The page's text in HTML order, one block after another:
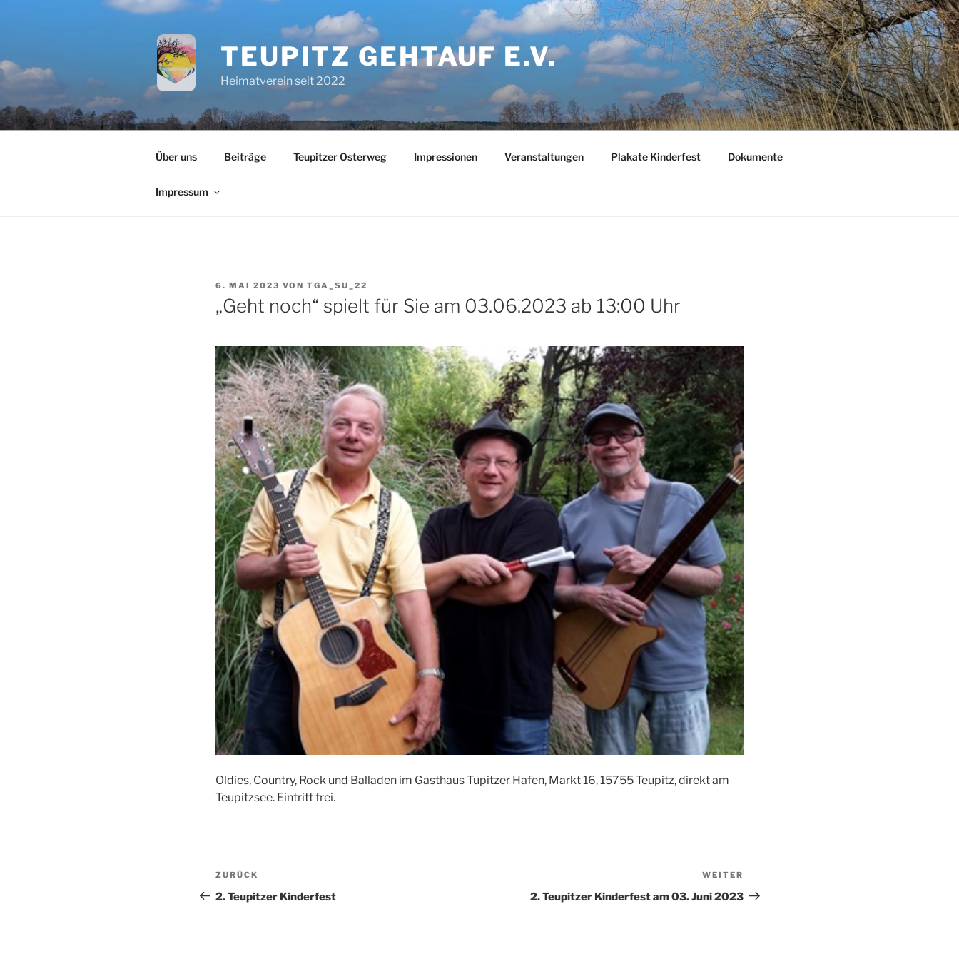
TEUPITZ GEHTAUF E.V.
Heimatverein seit 2022
Über uns Beiträge Teupitzer Osterweg Impressionen Veranstaltungen Plakate Kinderfest Dokumente
Impressum
VERÖFFENTLICHT
AM
6. MAI 2023 VON TGA_SU_22
„Geht noch“ spielt für Sie am 03.06.2023 ab 13:00 Uhr
Oldies, Country, Rock und Balladen im Gasthaus Tupitzer Hafen, Markt 16, 15755 Teupitz, direkt am
Teupitzsee. Eintritt frei.
Beitragsnavigation
Vorheriger
Beitrag
ZURÜCK
2. Teupitzer Kinderfest
Beitrag
WEITER
2. Teupitzer Kinderfest am 03. Juni 2023